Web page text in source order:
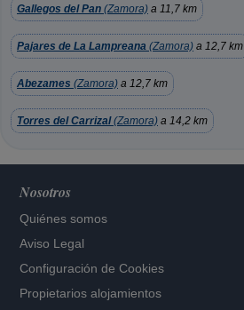
Gallegos del Pan (Zamora) a 11,7 km
Pajares de La Lampreana (Zamora) a 12,7 km
Abezames (Zamora) a 12,7 km
Torres del Carrizal(Zamora) a 14,2 km
Nosotros
Quiénes somos
Aviso Legal
Configuración de Cookies
Propietarios alojamientos